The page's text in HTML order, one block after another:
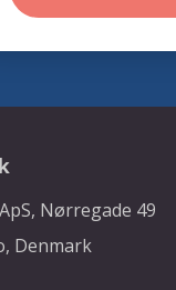
Nørregade 49
Denmark